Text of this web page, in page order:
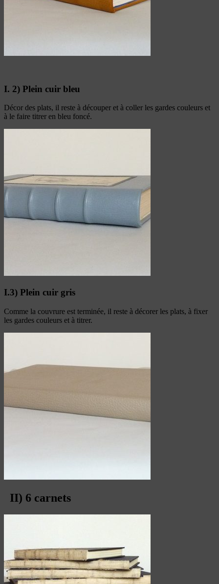
I. 2) Plein cuir bleu
Décor des plats, il reste à découper et à coller les gardes couleurs et
à le faire titrer en bleu foncé.
I.3) Plein cuir gris
Comme la couvrure est terminée, il reste à décorer les plats, à fixer
les gardes couleurs et à titrer.
II) 6 carnets